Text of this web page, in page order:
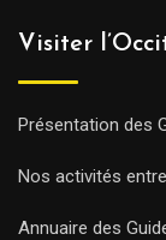
Visiter
Présentation des
Nos activités
Annuaire des